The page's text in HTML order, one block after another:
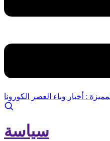
: أخبار وباء العصر الكورونا
سياسة